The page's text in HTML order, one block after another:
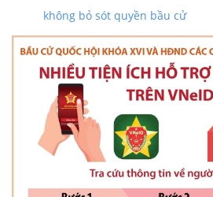
không bỏ sót quyền bầu cử